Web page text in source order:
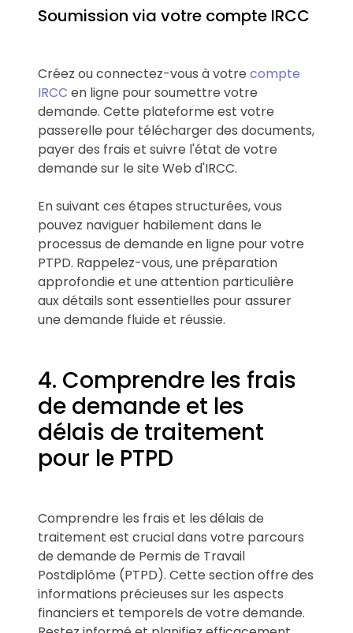
Soumission via votre compte IRCC
Créez ou connectez-vous à votre compte
IRCC en ligne pour soumettre votre
demande. Cette plateforme est votre
passerelle pour télécharger des documents,
payer des frais et suivre l'état de votre
demande sur le site Web d'IRCC.
En suivant ces étapes structurées, vous
pouvez naviguer habilement dans le
processus de demande en ligne pour votre
PTPD. Rappelez-vous, une préparation
approfondie et une attention particulière
aux détails sont essentielles pour assurer
une demande fluide et réussie.
4. Comprendre les frais
de demande et les
délais de traitement
pour le PTPD
Comprendre les frais et les délais de
traitement est crucial dans votre parcours
de demande de Permis de Travail
Postdiplôme (PTPD). Cette section offre des
informations précieuses sur les aspects
financiers et temporels de votre demande.